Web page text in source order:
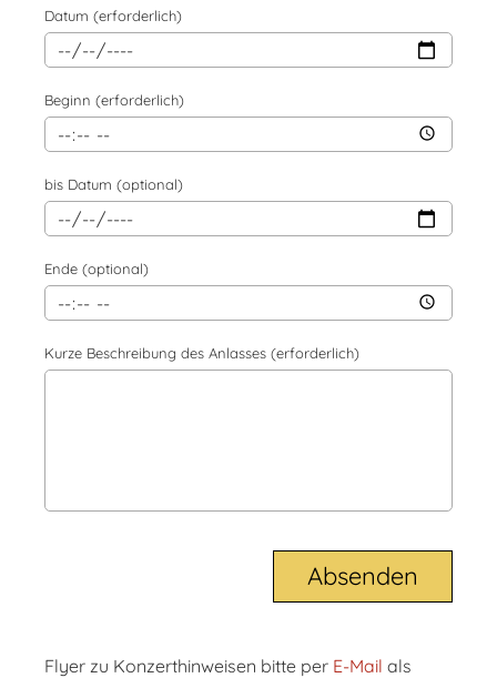
Datum (erforderlich)
Beginn (erforderlich)
bis Datum (optional)
Ende (optional)
Kurze Beschreibung des Anlasses (erforderlich)
Flyer zu Konzerthinweisen bitte per E-Mail als